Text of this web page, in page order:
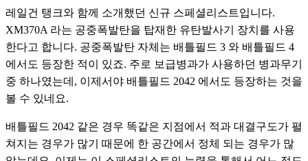
레일건 탱크와 함께 소개했던 신규 스페셜리스트입니다.
XM370A 라는 공중폭발탄을 탑재한 유탄발사기 장치를 사용
한다고 합니다. 공중폭발탄 자체는 배틀필드 3 와 배틀필드 4
에서도 등장한 적이 있죠. 주로 보급병과가 사용하던 병과무기
중 하나였는데, 이제서야 배틀필드 2042 에서도 등장하는 것을
볼 수 있네요.
배틀필드 2042 같은 경우 똑같은 지점에서 적과 대결구도가 펼
쳐지는 경우가 많기 때문에 한 공간에서 정체 되는 경우가 많